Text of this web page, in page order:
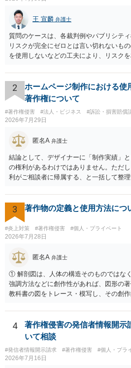
王 宣麟 弁護士
質問のケースは、各裁判例やパブリシテ
リスクが完全にゼロとは言い切れないも
を使用しないなどの工夫により、リスク
推測できる」という点は、裁判で争われ
利用を目的とする」と判断される余地を
です。 また、広告収益の有無は、侵害判
性がありますが、決定的要因ではありま
成否は、主に「専ら顧客吸引力の利用を
断されます。広告収益があることは「商
すが、それだけで直ちに侵害となるわけ
非営利であれば「表現の自由」「創作物
れる可能性があります。一方、広告収益
しての色彩が強まり、リスクが高まる可
更・確認しておく事項については、公開
界があるかと思うので、資料等を持参の
も一つかと存じます。
2
ホームページ制作における使
著作権について
#著作権侵害 #法人・ビジネス #訴訟・損害賠償
2026年7月29日
匿名A 弁護士
結論として、デザイナーに「制作実績」
の権利があるわけではありません。ただ
利がご相談者に帰属する、と一括して整
身が著作権者です。 他方、ブランド名、
短いキャッチコピー、販売コンセプトな
りません。ただし、ロゴに独自の図形や
は、その表現部分が著作物となる可能性
の著作権は撮影者に、肖像に関する権利
わけではありません。デザイナーが独自
材を希望に沿って配置した部分には、通
いと考えられます。仮に具体的な画面構
ても、その権利は当該部分に限られ、ご
の同意があれば別です。また、単に制作
り、公開中のサイトへリンクしたりする
様、掲載目的、態様、必要性、本人の特定
3 著作物の定義と使用方法につ
#炎上対策 #著作権侵害 #個人・プライベート
2026年7月28日
匿名A 弁護士
① 解剖図は、人体の構造そのものではな
強調方法などに創作性があれば、図形の
教科書の図をトレース・模写し、その創
も、SNSへの公開は私的使用には当たり
けでは、適法な引用にはなりません。自
その説明に必要な従たる資料であること
れ、必要な範囲に限られていることなど
材として図そのものを中心的に掲載する
でしょう。 文章についても、単に所々表
4
著作権侵害の発信者情報開示
いて相談
#発信者情報開示請求 #著作権侵害 #個人・プラ
2026年7月16日